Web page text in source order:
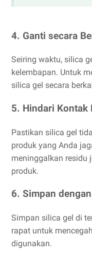
4. Ganti secara
Seiring waktu, silica
kelembapan. Untuk
silica gel secara
5. Hindari Kontak
Pastikan silica gel
produk yang Anda
meninggalkan residu
produk.
6. Simpan
Simpan silica gel di
rapat untuk
digunakan.